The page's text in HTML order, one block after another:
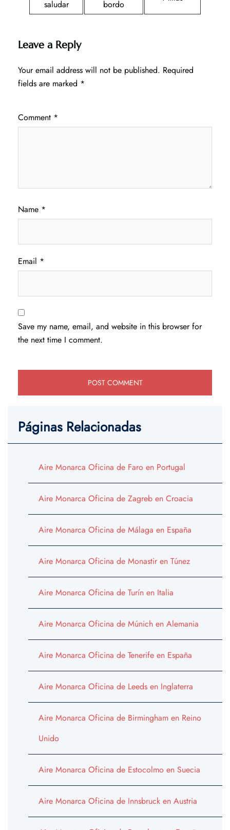
saludar bordo
Leave a Reply
Your email address will not be published. Required
fields are marked *
Comment *
Name *
Email *
Save my name, email, and website in this browser for
the next time I comment.
Páginas Relacionadas
Aire Monarca Oficina de Faro en Portugal
Aire Monarca Oficina de Zagreb en Croacia
Aire Monarca Oficina de Málaga en España
Aire Monarca Oficina de Monastir en Túnez
Aire Monarca Oficina de Turín en Italia
Aire Monarca Oficina de Múnich en Alemania
Aire Monarca Oficina de Tenerife en España
Aire Monarca Oficina de Leeds en Inglaterra
Aire Monarca Oficina de Birmingham en Reino
Unido
Aire Monarca Oficina de Estocolmo en Suecia
Aire Monarca Oficina de Innsbruck en Austria